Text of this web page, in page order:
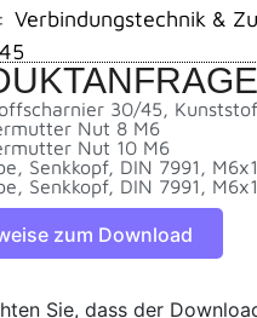
Verbindungstechnik &
30/45,
Nut 8 M6
Nut 10 M6
Senkkopf, DIN 7991,
Senkkopf, DIN 7991,
zum Download
Sie, dass der